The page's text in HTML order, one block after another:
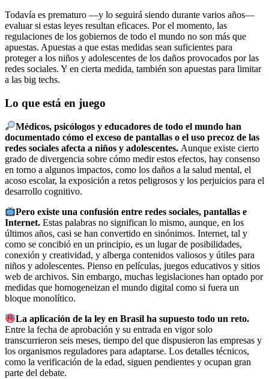
Todavía es prematuro —y lo seguirá siendo durante varios años—
evaluar si estas leyes resultan eficaces. Por el momento, las
regulaciones de los gobiernos de todo el mundo no son más que
apuestas. Apuestas a que estas medidas sean suficientes para
proteger a los niños y adolescentes de los daños provocados por las
redes sociales. Y en cierta medida, también son apuestas para limitar
a las big techs.
Lo que está en juego
Médicos, psicólogos y educadores de todo el mundo han
documentado cómo el exceso de pantallas o el uso precoz de las
redes sociales afecta a niños y adolescentes. Aunque existe cierto
grado de divergencia sobre cómo medir estos efectos, hay consenso
en torno a algunos impactos, como los daños a la salud mental, el
acoso escolar, la exposición a retos peligrosos y los perjuicios para el
desarrollo cognitivo.
Pero existe una confusión entre redes sociales, pantallas e
Internet. Estas palabras no significan lo mismo, aunque, en los
últimos años, casi se han convertido en sinónimos. Internet, tal y
como se concibió en un principio, es un lugar de posibilidades,
conexión y creatividad, y alberga contenidos valiosos y útiles para
niños y adolescentes. Pienso en películas, juegos educativos y sitios
web de archivos. Sin embargo, muchas legislaciones han optado por
medidas que homogeneizan el mundo digital como si fuera un
bloque monolítico.
La aplicación de la ley en Brasil ha supuesto todo un reto.
Entre la fecha de aprobación y su entrada en vigor solo
transcurrieron seis meses, tiempo del que dispusieron las empresas y
los organismos reguladores para adaptarse. Los detalles técnicos,
como la verificación de la edad, siguen pendientes y ocupan gran
parte del debate.